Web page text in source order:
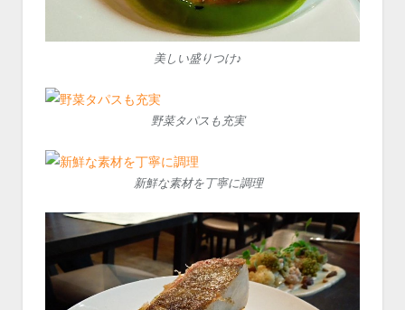
美しい盛りつけ♪
野菜タパスも充実
新鮮な素材を丁寧に調理